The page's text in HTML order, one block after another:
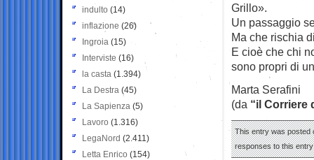
Grillo».
Un passaggio
Ma che rischia
E cioè che chi
sono propri di
Marta Serafini
(da “il Corriere
This entry was posted
responses to this
indulto (14)
inflazione (26)
Ingroia (15)
Interviste (16)
la casta (1.394)
La Destra (45)
La Sapienza (5)
Lavoro (1.316)
LegaNord (2.411)
Letta Enrico (154)